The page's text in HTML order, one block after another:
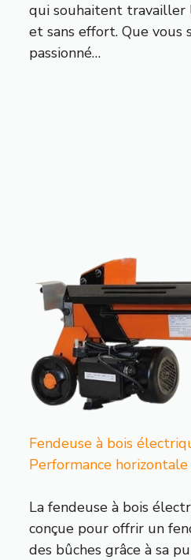
qui souhaitent travailler
et sans effort. Que vous
passionné…
Fendeuse à bois
Performance
La fendeuse à bois
conçue pour offrir un
des bûches grâce à sa